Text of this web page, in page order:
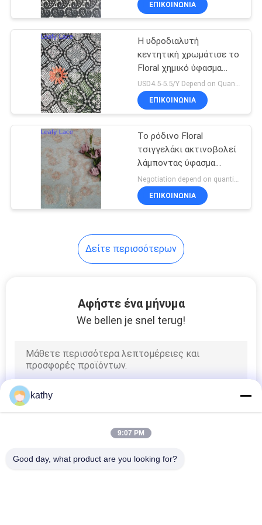
πτυχωμένο ύφασμα
δαντελλών
Χρωματισμένο
ύφασμα κεντητικής
ύφασμα πλέγματος
Μεταλλικό ύφασμα
δαντελλών
γυναικών
ΕΠΙΚΟΙΝΩΝΙΑ
Η υδροδιαλυτή
κεντητική χρωμάτισε το
Floral χημικό ύφασμα
δαντελλών
USD4.5-5.5/Y Depend on Quanity MOQ:10yards
ΕΠΙΚΟΙΝΩΝΙΑ
Το ρόδινο Floral
τσιγγελάκι ακτινοβολεί
λάμποντας ύφασμα
δαντελλών πλέγματος
του Tulle
ΕΠΙΚΟΙΝΩΝΙΑ
Δείτε περισσότερων
Αφήστε ένα μήνυμα
We bellen je snel terug!
kathy
9:07 PM
Good day, what product are you looking for?